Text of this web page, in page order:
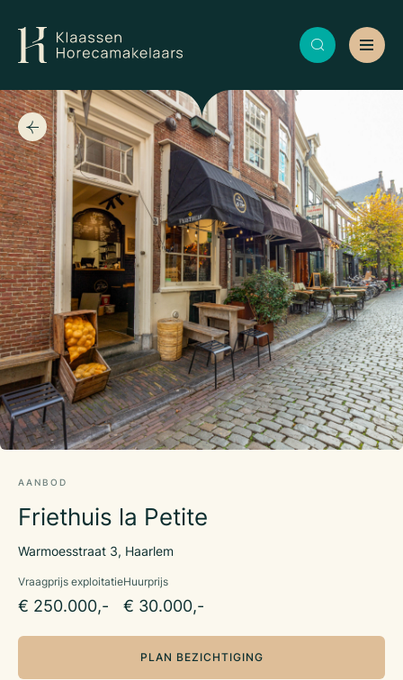
AANBOD
Friethuis la Petite
Warmoesstraat 3, Haarlem
Vraagprijs exploitatie
€ 250.000,-
Huurprijs
€ 30.000,-
PLAN BEZICHTIGING